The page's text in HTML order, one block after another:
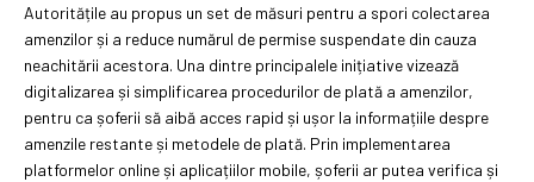
Autoritățile au propus un set de măsuri pentru a spori colectarea
amenzilor și a reduce numărul de permise suspendate din cauza
neachitării acestora. Una dintre principalele inițiative vizează
digitalizarea și simplificarea procedurilor de plată a amenzilor,
pentru ca șoferii să aibă acces rapid și ușor la informațiile despre
amenzile restante și metodele de plată. Prin implementarea
platformelor online și aplicațiilor mobile, șoferii ar putea verifica și